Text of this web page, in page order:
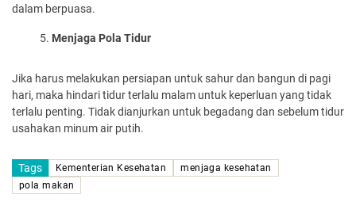
dalam berpuasa.
Menjaga Pola Tidur
Jika harus melakukan persiapan untuk sahur dan bangun di pagi
hari, maka hindari tidur terlalu malam untuk keperluan yang tidak
terlalu penting. Tidak dianjurkan untuk begadang dan sebelum tidur
usahakan minum air putih.
Tags Kementerian Kesehatan
menjaga kesehatan
pola makan